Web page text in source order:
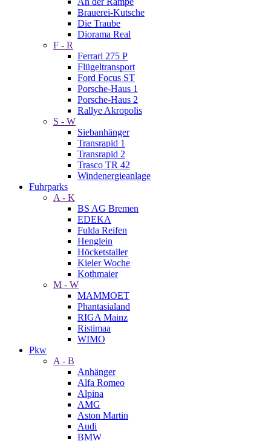
Brauerei-Kutsche
Die Traube
Diorama Real
F - R
Ferrari 275 P
Flügeltransport
Ford Focus ST
Porsche-Haus 1
Porsche-Haus 2
Rallye Akropolis
S - W
Siebanhänger
Transrapid 1
Transrapid 2
Trasco TR 42
Windenergieanlage
Fuhrparks
A - K
BS AG Bremen
EDEKA
Fulda Reifen
Henglein
Höcketstaller
Kieler Woche
Kothmaier
M - W
MAMMOET
Phantasialand
RIGA Mainz
Ristimaa
WIMO
Pkw
A - B
Anhänger
Alfa Romeo
Alpina
AMG
Aston Martin
Audi
BMW